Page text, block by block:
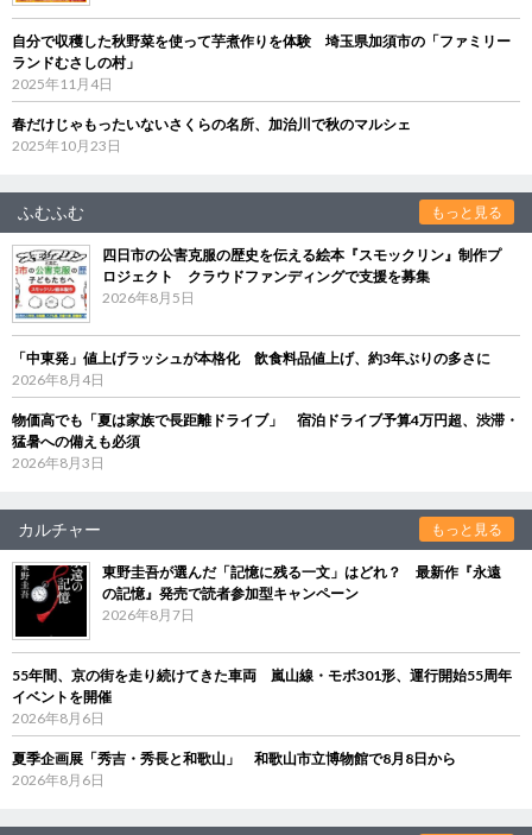
自分で収穫した秋野菜を使って芋煮作りを体験 埼玉県加須市の「ファミリー
ランドむさしの村」
2025年11月4日
春だけじゃもったいないさくらの名所、加治川で秋のマルシェ
2025年10月23日
ふむふむ もっと見る
四日市の公害克服の歴史を伝える絵本『スモックリン』制作プ
ロジェクト クラウドファンディングで支援を募集
2026年8月5日
「中東発」値上げラッシュが本格化 飲食料品値上げ、約3年ぶりの多さに
2026年8月4日
物価高でも「夏は家族で長距離ドライブ」 宿泊ドライブ予算4万円超、渋滞・
猛暑への備えも必須
2026年8月3日
カルチャー もっと見る
東野圭吾が選んだ「記憶に残る一文」はどれ？ 最新作『永遠
の記憶』発売で読者参加型キャンペーン
2026年8月7日
55年間、京の街を走り続けてきた車両 嵐山線・モボ301形、運行開始55周年
イベントを開催
2026年8月6日
夏季企画展「秀吉・秀長と和歌山」 和歌山市立博物館で8月8日から
2026年8月6日